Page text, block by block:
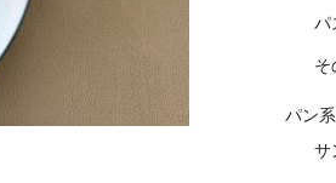
パ
そ
パン系
サ